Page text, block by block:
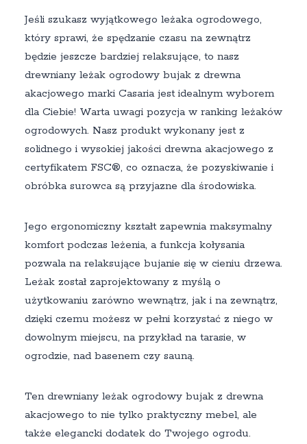
Jeśli szukasz wyjątkowego leżaka ogrodowego,
który sprawi, że spędzanie czasu na zewnątrz
będzie jeszcze bardziej relaksujące, to nasz
drewniany leżak ogrodowy bujak z drewna
akacjowego marki Casaria jest idealnym wyborem
dla Ciebie! Warta uwagi pozycja w ranking leżaków
ogrodowych. Nasz produkt wykonany jest z
solidnego i wysokiej jakości drewna akacjowego z
certyfikatem FSC®, co oznacza, że pozyskiwanie i
obróbka surowca są przyjazne dla środowiska.
Jego ergonomiczny kształt zapewnia maksymalny
komfort podczas leżenia, a funkcja kołysania
pozwala na relaksujące bujanie się w cieniu drzewa.
Leżak został zaprojektowany z myślą o
użytkowaniu zarówno wewnątrz, jak i na zewnątrz,
dzięki czemu możesz w pełni korzystać z niego w
dowolnym miejscu, na przykład na tarasie, w
ogrodzie, nad basenem czy sauną.
Ten drewniany leżak ogrodowy bujak z drewna
akacjowego to nie tylko praktyczny mebel, ale
także elegancki dodatek do Twojego ogrodu.